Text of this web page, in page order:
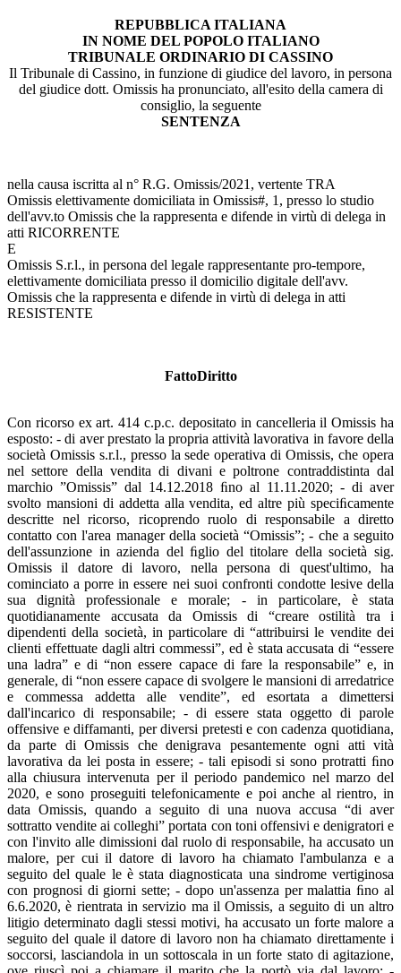
REPUBBLICA ITALIANA
IN NOME DEL POPOLO ITALIANO
TRIBUNALE ORDINARIO DI CASSINO
Il Tribunale di Cassino, in funzione di giudice del lavoro, in persona
del giudice dott. Omissis ha pronunciato, all'esito della camera di
consiglio, la seguente
SENTENZA
nella causa iscritta al n° R.G. Omissis/2021, vertente TRA
Omissis elettivamente domiciliata in Omissis#, 1, presso lo studio
dell'avv.to Omissis che la rappresenta e difende in virtù di delega in
atti RICORRENTE
E
Omissis S.r.l., in persona del legale rappresentante pro-tempore,
elettivamente domiciliata presso il domicilio digitale dell'avv.
Omissis che la rappresenta e difende in virtù di delega in atti
RESISTENTE
FattoDiritto
Con ricorso ex art. 414 c.p.c. depositato in cancelleria il Omissis ha
esposto: - di aver prestato la propria attività lavorativa in favore della
società Omissis s.r.l., presso la sede operativa di Omissis, che opera
nel settore della vendita di divani e poltrone contraddistinta dal
marchio ”Omissis” dal 14.12.2018 ﬁno al 11.11.2020; - di aver
svolto mansioni di addetta alla vendita, ed altre più speciﬁcamente
descritte nel ricorso, ricoprendo ruolo di responsabile a diretto
contatto con l'area manager della società “Omissis”; - che a seguito
dell'assunzione in azienda del ﬁglio del titolare della società sig.
Omissis il datore di lavoro, nella persona di quest'ultimo, ha
cominciato a porre in essere nei suoi confronti condotte lesive della
sua dignità professionale e morale; - in particolare, è stata
quotidianamente accusata da Omissis di “creare ostilità tra i
dipendenti della società, in particolare di “attribuirsi le vendite dei
clienti effettuate dagli altri commessi”, ed è stata accusata di “essere
una ladra” e di “non essere capace di fare la responsabile” e, in
generale, di “non essere capace di svolgere le mansioni di arredatrice
e commessa addetta alle vendite”, ed esortata a dimettersi
dall'incarico di responsabile; - di essere stata oggetto di parole
offensive e diffamanti, per diversi pretesti e con cadenza quotidiana,
da parte di Omissis che denigrava pesantemente ogni atti vità
lavorativa da lei posta in essere; - tali episodi si sono protratti ﬁno
alla chiusura intervenuta per il periodo pandemico nel marzo del
2020, e sono proseguiti telefonicamente e poi anche al rientro, in
data Omissis, quando a seguito di una nuova accusa “di aver
sottratto vendite ai colleghi” portata con toni offensivi e denigratori e
con l'invito alle dimissioni dal ruolo di responsabile, ha accusato un
malore, per cui il datore di lavoro ha chiamato l'ambulanza e a
seguito del quale le è stata diagnosticata una sindrome vertiginosa
con prognosi di giorni sette; - dopo un'assenza per malattia ﬁno al
6.6.2020, è rientrata in servizio ma il Omissis, a seguito di un altro
litigio determinato dagli stessi motivi, ha accusato un forte malore a
seguito del quale il datore di lavoro non ha chiamato direttamente i
soccorsi, lasciandola in un sottoscala in un forte stato di agitazione,